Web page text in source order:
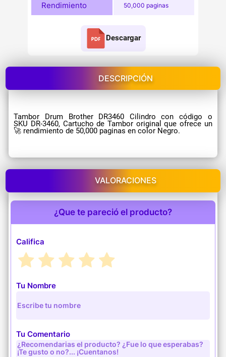
Rendimiento 50,000 paginas
Descargar
DESCRIPCIÓN
Tambor Drum Brother DR3460 Cilindro con código o
SKU DR-3460, Cartucho de Tambor original que ofrece un
🚀 rendimiento de 50,000 paginas en color Negro.
VALORACIONES
¿Que te pareció el producto?
Califica
Tu Nombre
Tu Comentario